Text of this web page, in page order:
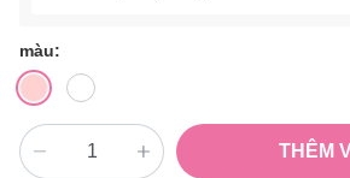
màu:
THÊM